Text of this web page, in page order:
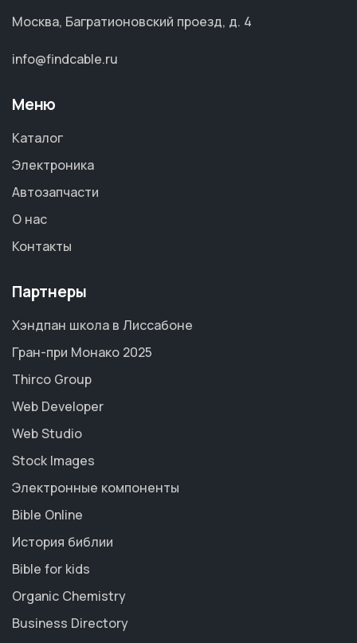
Москва, Багратионовский проезд, д. 4
info@findcable.ru
Меню
Каталог
Электроника
Автозапчасти
О нас
Контакты
Партнеры
Хэндпан школа в Лиссабоне
Гран-при Монако 2025
Thirco Group
Web Developer
Web Studio
Stock Images
Электронные компоненты
Bible Online
История библии
Bible for kids
Organic Chemistry
Business Directory